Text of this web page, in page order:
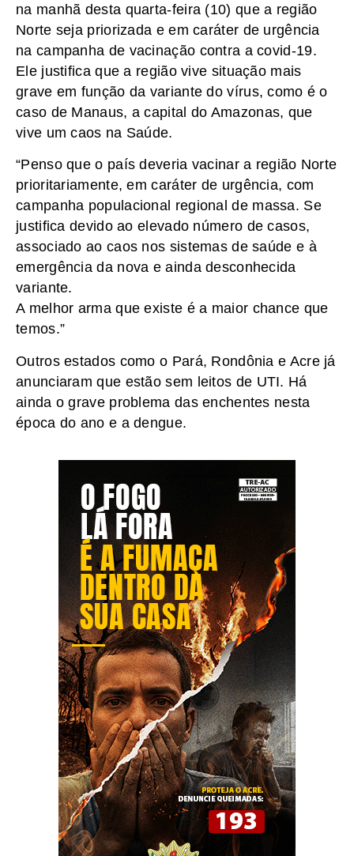
na manhã desta quarta-feira (10) que a região
Norte seja priorizada e em caráter de urgência
na campanha de vacinação contra a covid-19.
Ele justifica que a região vive situação mais
grave em função da variante do vírus, como é o
caso de Manaus, a capital do Amazonas, que
vive um caos na Saúde.
“Penso que o país deveria vacinar a região Norte
prioritariamente, em caráter de urgência, com
campanha populacional regional de massa. Se
justifica devido ao elevado número de casos,
associado ao caos nos sistemas de saúde e à
emergência da nova e ainda desconhecida
variante.
A melhor arma que existe é a maior chance que
temos.”
Outros estados como o Pará, Rondônia e Acre já
anunciaram que estão sem leitos de UTI. Há
ainda o grave problema das enchentes nesta
época do ano e a dengue.